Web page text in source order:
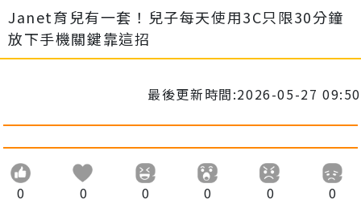
Janet育兒有一套！兒子每天使用3C只限30分鐘
放下手機關鍵靠這招
最後更新時間:2026-05-27 09:50
0 0 0 0 0 0